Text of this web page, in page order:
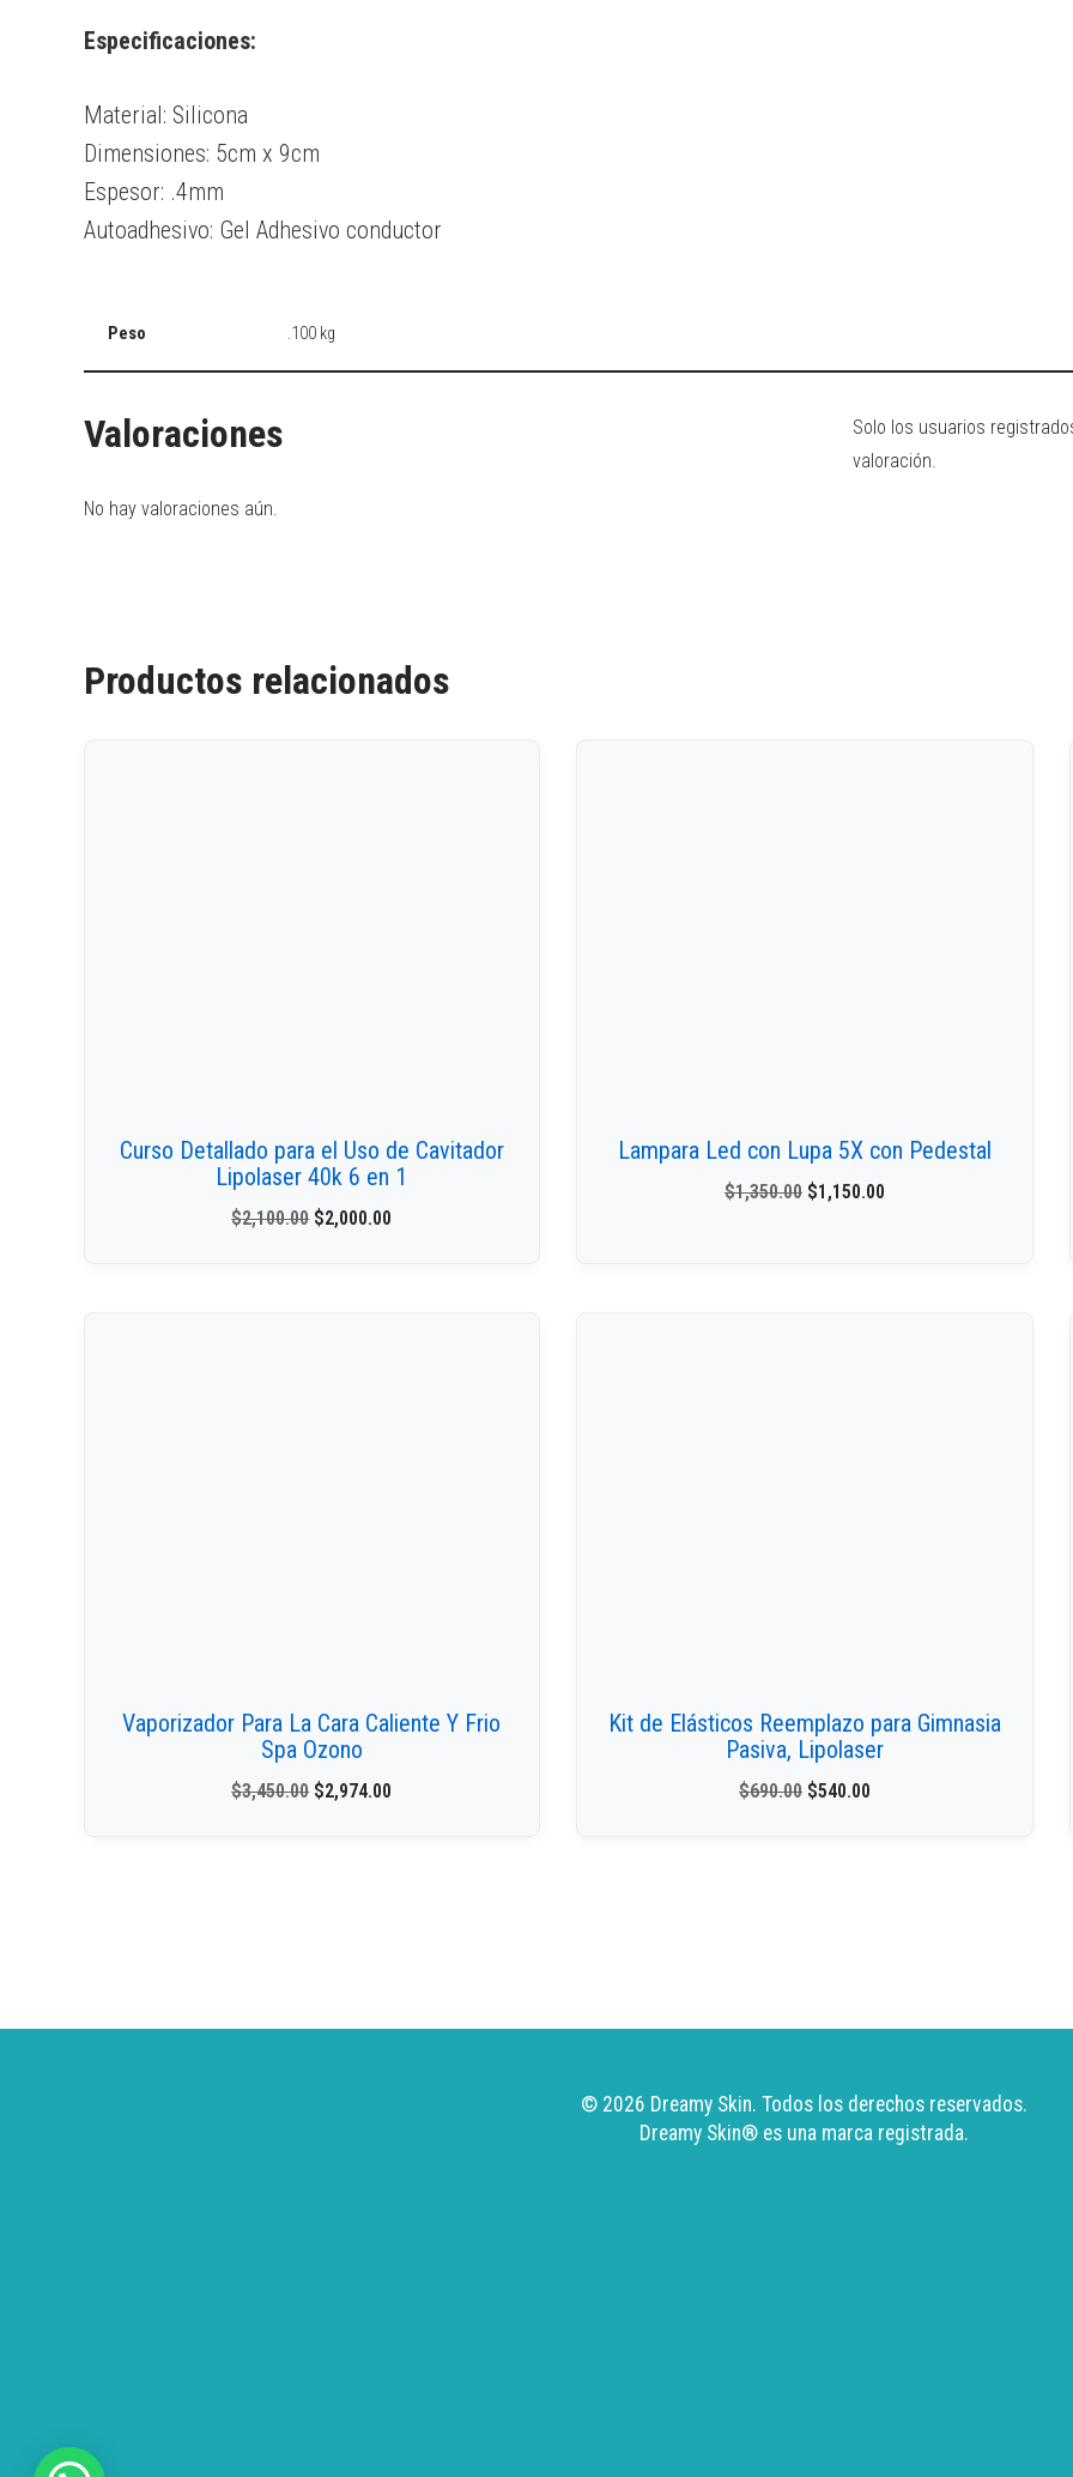
Especificaciones:
Material: Silicona
Dimensiones: 5cm x 9cm
Espesor: .4mm
Autoadhesivo: Gel Adhesivo conductor
Peso .100 kg
Valoraciones
No hay valoraciones aún.
Solo los usuarios
valoración.
Productos relacionados
Curso Detallado para el Uso de Cavitador
Lipolaser 40k 6 en 1
$2,100.00 $2,000.00
Lampara Led con Lupa 5X con Pedestal
$1,350.00 $1,150.00
Vaporizador Para La Cara Caliente Y Frio
Spa Ozono
$3,450.00 $2,974.00
Kit de Elásticos Reemplazo para Gimnasia
Pasiva, Lipolaser
$690.00 $540.00
© 2026 Dreamy Skin. Todos los derechos reservados.
Dreamy Skin® es una marca registrada.